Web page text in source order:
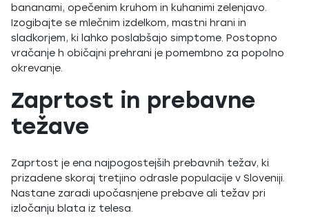
bananami, opečenim kruhom in kuhanimi zelenjavo.
Izogibajte se mlečnim izdelkom, mastni hrani in
sladkorjem, ki lahko poslabšajo simptome. Postopno
vračanje h običajni prehrani je pomembno za popolno
okrevanje.
Zaprtost in prebavne
težave
Zaprtost je ena najpogostejših prebavnih težav, ki
prizadene skoraj tretjino odrasle populacije v Sloveniji.
Nastane zaradi upočasnjene prebave ali težav pri
izločanju blata iz telesa.